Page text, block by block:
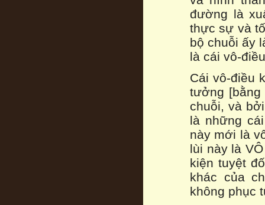
đường là
thực sự và
bộ chuỗi ấy
là cái vô-
Cái vô-điều
tưởng [bằng
chuỗi, và
là những
này mới là
lùi này là
kiện tuyệt
khác của
không phục